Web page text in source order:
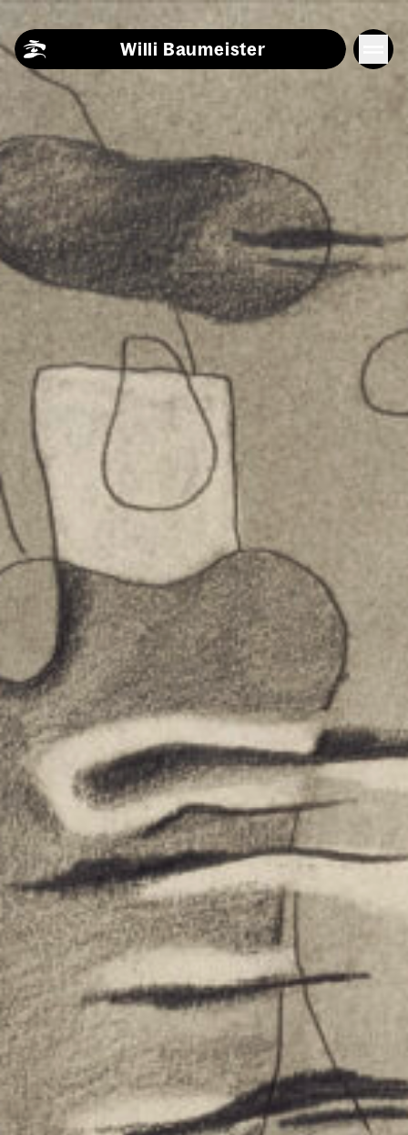
Skip to content
Willi Baumeister